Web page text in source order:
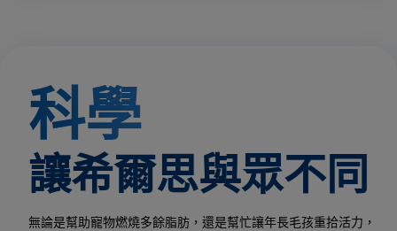
科學
讓希爾思與眾不同
無論是幫助寵物燃燒多餘脂肪，還是幫忙讓年長毛孩重拾活力，